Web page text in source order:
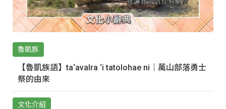
魯凱族
【魯凱族語】ta‘avalra ‘i tatolohae ni｜萬山部落勇士
祭的由來
文化介紹